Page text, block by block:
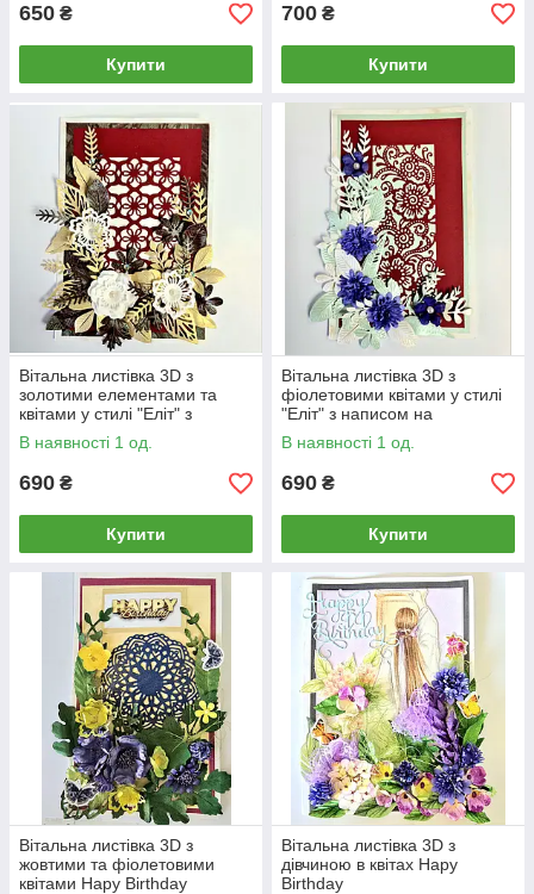
650 ₴
Купити
700 ₴
Купити
Вітальна листівка 3D з
золотими елементами та
квітами у стилі "Еліт" з
написом на замовлення
В наявності 1 од.
690 ₴
Купити
Вітальна листівка 3D з
фіолетовими квітами у стилі
"Еліт" з написом на
замовлення
В наявності 1 од.
690 ₴
Купити
Вітальна листівка 3D з
жовтими та фіолетовими
квітами Hapy Birthday
Вітальна листівка 3D з
дівчиною в квітах Hapy
Birthday